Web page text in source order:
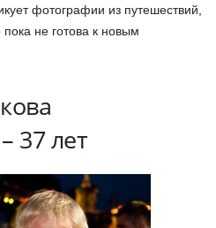
фотографии из путешествий,
не готова к новым
37 лет